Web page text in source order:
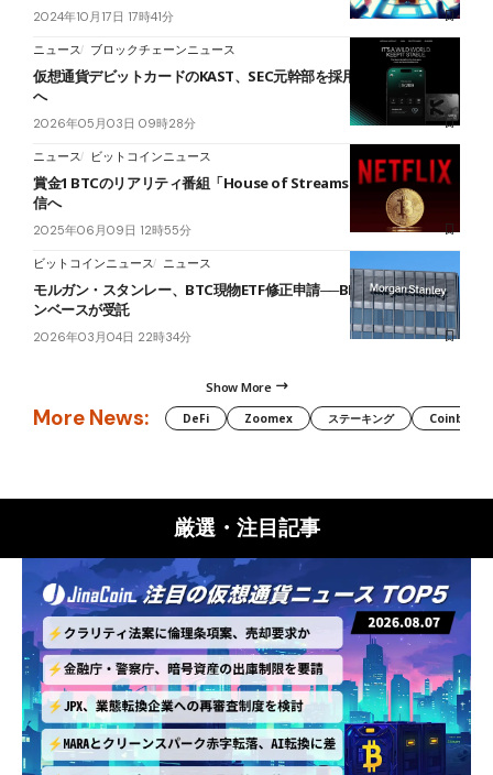
2024年10月17日 17時41分
ニュース ブロックチェーンニュース
仮想通貨デビットカードのKAST、SEC元幹部を採用──米国事業拡大
へ
2026年05月03日 09時28分
ニュース ビットコインニュース
賞金1 BTCのリアリティ番組「House of Streams」、Netflixで配
信へ
2025年06月09日 12時55分
ビットコインニュース ニュース
モルガン・スタンレー、BTC現物ETF修正申請──BNYメロンとコイ
ンベースが受託
2026年03月04日 22時34分
Show More
More News: DeFi Zoomex ステーキング Coinbase
厳選・注目記事